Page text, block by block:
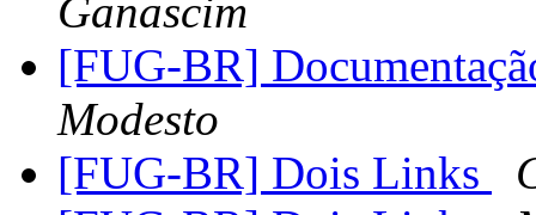
Ganascim
[FUG-BR]
Modesto
[FUG-BR] Dois Links